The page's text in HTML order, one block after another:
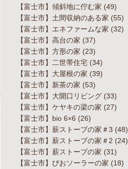
【富士市】傾斜地に佇む家 (49)
【富士市】土間収納のある家 (55)
【富士市】エネファームな家 (32)
【富士市】高台の家 (37)
【富士市】方形の家 (23)
【富士市】二世帯住宅 (34)
【富士市】大屋根の家 (39)
【富士市】新茶の家 (53)
【富士市】大開口リビング (33)
【富士市】ケヤキの梁の家 (27)
【富士市】bio 6×6 (26)
【富士市】薪ストーブの家＃3 (48)
【富士市】薪ストーブの家＃2 (24)
【富士市】薪ストーブの家 (31)
【富士市】びおソーラーの家 (18)